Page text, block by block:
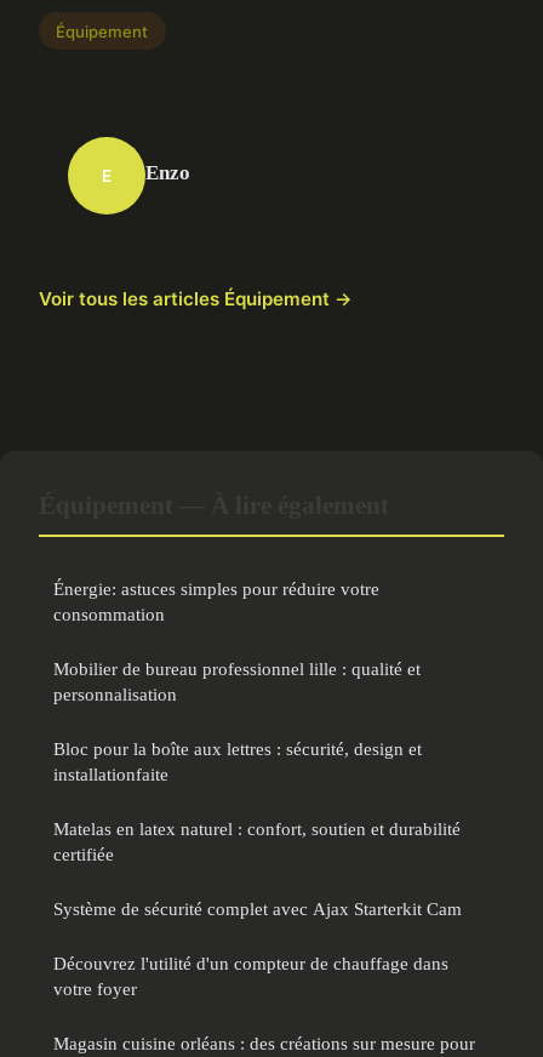
Équipement
E Enzo
Voir tous les articles Équipement →
Énergie: astuces simples pour réduire votre
consommation
Mobilier de bureau professionnel lille : qualité et
personnalisation
Bloc pour la boîte aux lettres : sécurité, design et
installationfaite
Matelas en latex naturel : confort, soutien et durabilité
certifiée
Système de sécurité complet avec Ajax Starterkit Cam
Découvrez l'utilité d'un compteur de chauffage dans
votre foyer
Magasin cuisine orléans : des créations sur mesure pour